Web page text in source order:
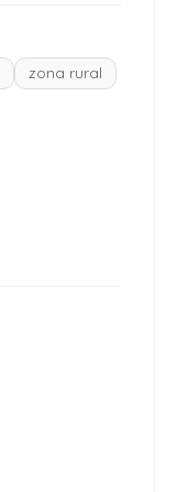
zona rural